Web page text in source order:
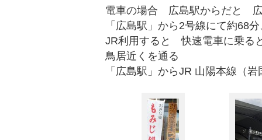
電車の場合 広島駅からだと
「広島駅」から2号線にて約68
JR利用すると 快速電車に乗
鳥居近くを通る
「広島駅」からJR 山陽本線（